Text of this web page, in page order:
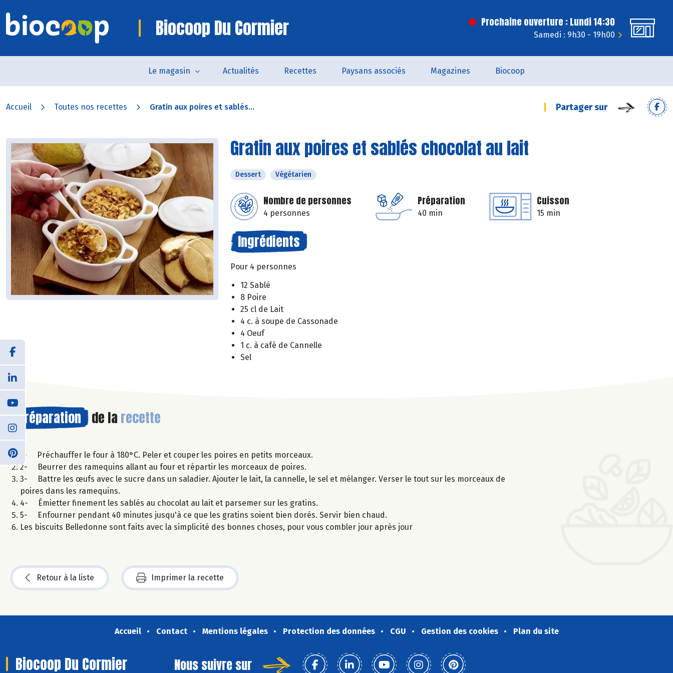
Biocoop Du Cormier Prochaine ouverture : Lundi 14:30
Samedi : 9h30 - 19h00
Le magasin Actualités Recettes Paysans associés Magazines Biocoop
Accueil Toutes nos recettes Gratin aux poires et sablés... Partager sur
Gratin aux poires et sablés chocolat au lait
Dessert Végétarien
Nombre de personnes
4 personnes
Préparation
40 min
Cuisson
15 min
Ingrédients
Pour 4 personnes
12 Sablé
8 Poire
25 cl de Lait
4 c. à soupe de Cassonade
4 Oeuf
1 c. à café de Cannelle
Sel
Préparation de la recette
1- Préchauffer le four à 180°C. Peler et couper les poires en petits morceaux.
2- Beurrer des ramequins allant au four et répartir les morceaux de poires.
3- Battre les œufs avec le sucre dans un saladier. Ajouter le lait, la cannelle, le sel et mélanger. Verser le tout sur les morceaux de
poires dans les ramequins.
4- Émietter finement les sablés au chocolat au lait et parsemer sur les gratins.
5- Enfourner pendant 40 minutes jusqu'à ce que les gratins soient bien dorés. Servir bien chaud.
Les biscuits Belledonne sont faits avec la simplicité des bonnes choses, pour vous combler jour après jour
Retour à la liste Imprimer la recette
Accueil Contact Mentions légales Protection des données CGU Gestion des cookies Plan du site
Biocoop Du Cormier Nous suivre sur